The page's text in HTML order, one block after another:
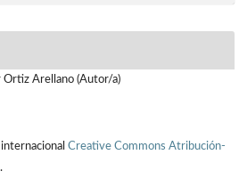
Ortiz Arellano (Autor/a)
Creative Commons Atribución-
.